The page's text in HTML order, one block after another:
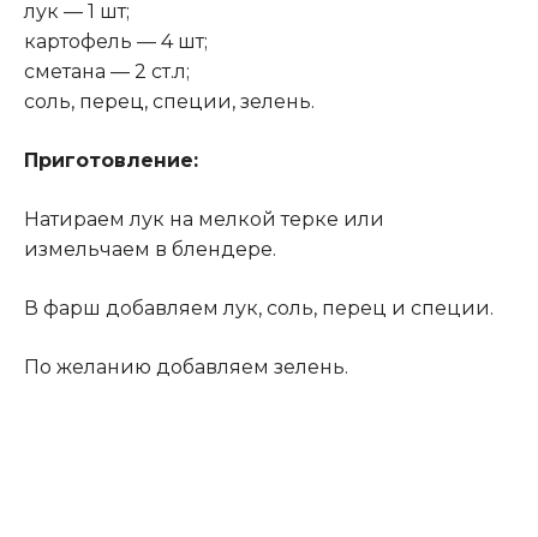
лук — 1 шт;
картофель — 4 шт;
сметана — 2 ст.л;
соль, перец, специи, зелень.
Приготовление:
Натираем лук на мелкой терке или
измельчаем в блендере.
В фарш добавляем лук, соль, перец и специи.
По желанию добавляем зелень.